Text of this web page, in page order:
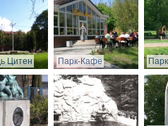
Цитен Парк-Кафе